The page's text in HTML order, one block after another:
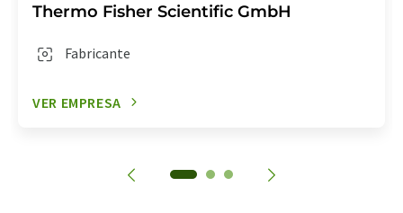
Thermo Fisher Scientific GmbH
Fabricante
VER EMPRESA